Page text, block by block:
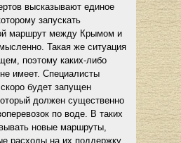
высказывают единое
запускать
маршрут между Крымом и
Такая же ситуация
поэтому каких-либо
имеет. Специалисты
будет запущен
должен существенно
по воде. В таких
новые маршруты,
расходы на их поддержку